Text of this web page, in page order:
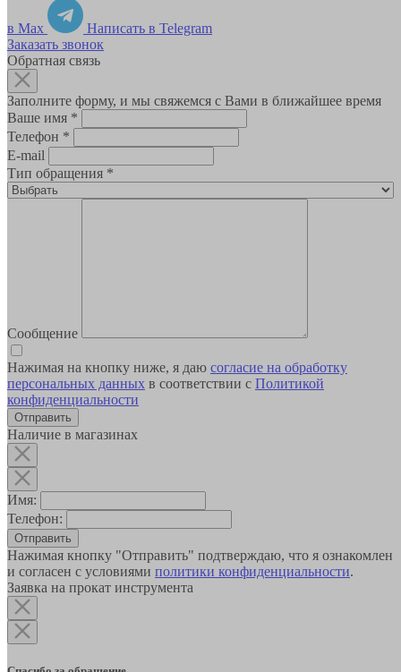
в Max
Написать в Telegram
Заказать звонок
Обратная связь
Заполните форму, и мы свяжемся с Вами в ближайшее время
Ваше имя *
Телефон *
E-mail
Тип обращения *
Сообщение
Нажимая на кнопку ниже, я даю согласие на обработку
персональных данных в соответствии с Политикой
конфиденциальности
Наличие в магазинах
Имя:
Телефон:
Отправить
Нажимая кнопку "Отправить" подтверждаю, что я ознакомлен
и согласен с условиями политики конфиденциальности.
Заявка на прокат инструмента